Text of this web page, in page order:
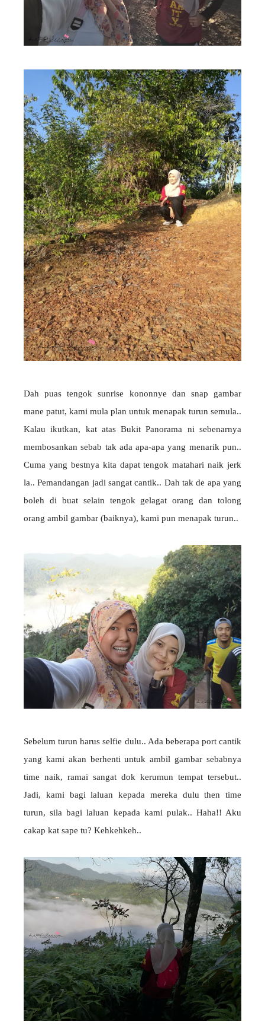
Dah puas tengok sunrise kononnye dan snap gambar
mane patut, kami mula plan untuk menapak turun semula..
Kalau ikutkan, kat atas Bukit Panorama ni sebenarnya
membosankan sebab tak ada apa-apa yang menarik pun..
Cuma yang bestnya kita dapat tengok matahari naik jerk
la.. Pemandangan jadi sangat cantik.. Dah tak de apa yang
boleh di buat selain tengok gelagat orang dan tolong
orang ambil gambar (baiknya), kami pun menapak turun..
Sebelum turun harus selfie dulu.. Ada beberapa port cantik
yang kami akan berhenti untuk ambil gambar sebabnya
time naik, ramai sangat dok kerumun tempat tersebut..
Jadi, kami bagi laluan kepada mereka dulu then time
turun, sila bagi laluan kepada kami pulak.. Haha!! Aku
cakap kat sape tu? Kehkehkeh..